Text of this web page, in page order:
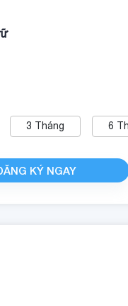
3 Tháng 6
KÝ NGAY